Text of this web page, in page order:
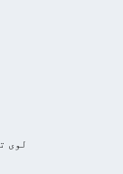
• لوی